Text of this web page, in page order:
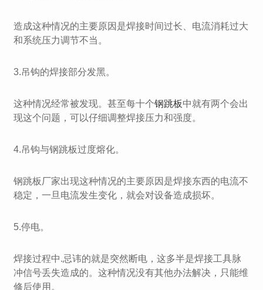
造成这种情况的主要原因是焊接时间过长、电流消耗过大
和系统压力调节不当。
3.吊钩的焊接部分发黑。
这种情况经常被发现。甚至每十个钢跳板中就有两个会出
现这个问题，可以仔细调整焊接压力和强度。
4.吊钩与钢跳板过度熔化。
钢跳板厂家出现这种情况的主要原因是焊接东西的电流不
稳定，一旦电流发生变化，就会对设备造成损坏。
5.停电。
焊接过程中.忌讳的就是突然断电，这多半是焊接工具脉
冲信号丢失造成的。这种情况没有其他办法解决，只能维
修后使用。